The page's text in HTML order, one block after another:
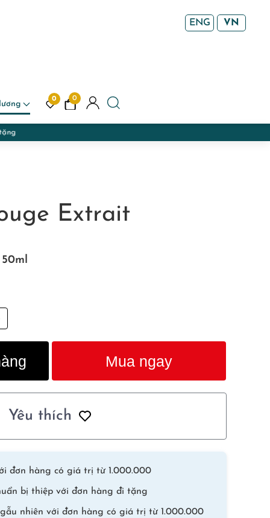
ENG VN
0 0
Extrait
Mua ngay
Yêu thích
đơn hàng có giá trị từ 1.000.000
bị thiệp với đơn hàng đi tặng
nhiên với đơn hàng có giá trị từ 1.000.000